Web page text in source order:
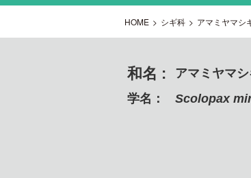
HOME > シギ科 > アマミヤマシ
和名 :
アマミヤマ
学名：
Scolopax